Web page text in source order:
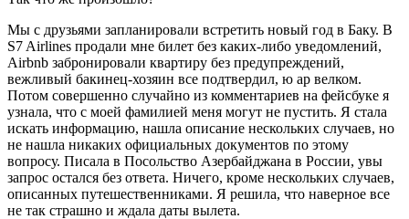
Мы с друзьями запланировали встретить новый год в Баку. В
S7 Airlines продали мне билет без каких-либо уведомлений,
Airbnb забронировали квартиру без предупреждений,
вежливый бакинец-хозяин все подтвердил, ю ар велком.
Потом совершенно случайно из комментариев на фейсбуке я
узнала, что с моей фамилией меня могут не пустить. Я стала
искать информацию, нашла описание нескольких случаев, но
не нашла никаких официальных документов по этому
вопросу. Писала в Посольство Азербайджана в России, увы
запрос остался без ответа. Ничего, кроме нескольких случаев,
описанных путешественниками. Я решила, что наверное все
не так страшно и ждала даты вылета.